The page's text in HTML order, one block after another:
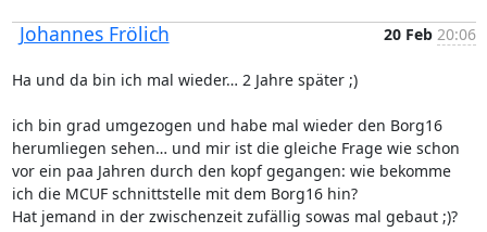
Johannes Frölich 20 Feb 20:06
Ha und da bin ich mal wieder… 2 Jahre später ;)
ich bin grad umgezogen und habe mal wieder den Borg16
herumliegen sehen… und mir ist die gleiche Frage wie schon
vor ein paa Jahren durch den kopf gegangen: wie bekomme
ich die MCUF schnittstelle mit dem Borg16 hin?
Hat jemand in der zwischenzeit zufällig sowas mal gebaut ;)?